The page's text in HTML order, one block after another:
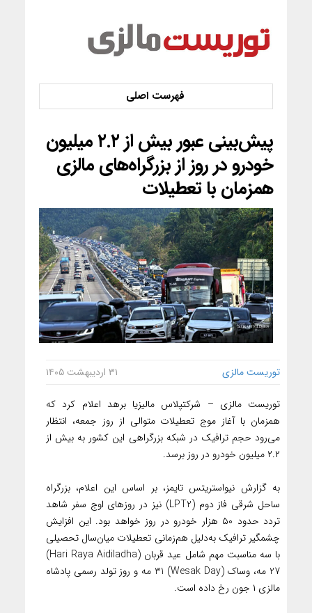
پیش‌بینی عبور بیش از ۲.۲ میلیون
خودرو در روز از بزرگراه‌های مالزی
همزمان با تعطیلات
توریست مالزی ۳۱ اردیبهشت ۱۴۰۵
توریست مالزی – شرکتپلاس مالیزیا برهد اعلام کرد که
همزمان با آغاز موج تعطیلات متوالی از روز جمعه، انتظار
می‌رود حجم ترافیک در شبکه بزرگراهی این کشور به بیش از
۲.۲ میلیون خودرو در روز برسد.
به گزارش نیواستریتس تایمز، بر اساس این اعلام، بزرگراه
ساحل شرقی فاز دوم (LPT2) نیز در روزهای اوج سفر شاهد
تردد حدود ۵۰ هزار خودرو در روز خواهد بود. این افزایش
چشمگیر ترافیک به‌دلیل هم‌زمانی تعطیلات میان‌سال تحصیلی
با سه مناسبت مهم شامل عید قربان (Hari Raya Aidiladha)
27 مه، وساک (Wesak Day) 31 مه و روز تولد رسمی پادشاه
مالزی ۱ جون رخ داده است.